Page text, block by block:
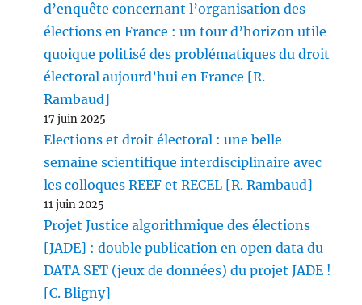
d’enquête concernant l’organisation des
élections en France : un tour d’horizon utile
quoique politisé des problématiques du droit
électoral aujourd’hui en France [R.
Rambaud]
17 juin 2025
Elections et droit électoral : une belle
semaine scientifique interdisciplinaire avec
les colloques REEF et RECEL [R. Rambaud]
11 juin 2025
Projet Justice algorithmique des élections
[JADE] : double publication en open data du
DATA SET (jeux de données) du projet JADE !
[C. Bligny]